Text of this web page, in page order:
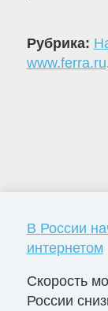
Рубрика:
www.ferra.ru
В России
интернетом
Скорость
России